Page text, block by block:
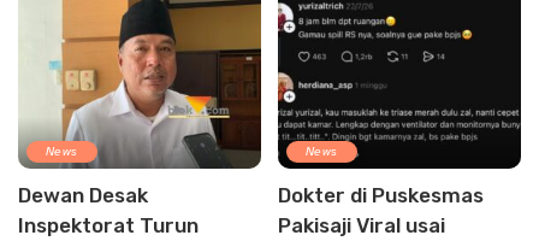
News
Dewan Desak
Inspektorat Turun
News
Dokter di Puskesmas
Pakisaji Viral usai